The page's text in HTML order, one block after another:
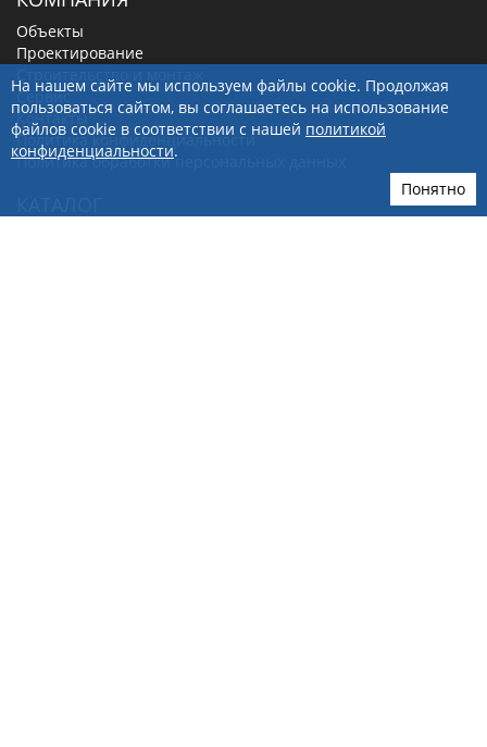
Объекты
Проектирование
Строительство и монтаж
Сервис
Контакты
Политика конфиденциальности
Политика обработки персональных данных
На нашем сайте мы используем файлы cookie. Продолжая
пользоваться сайтом, вы соглашаетесь на использование
файлов cookie в соответствии с нашей политикой
конфиденциальности.
Понятно